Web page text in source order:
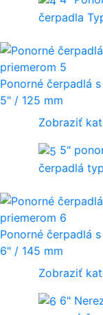
čerpadla
Ponorné čerpadlá
5" / 125 mm
Zobraziť
5"
čerpadlá
Ponorné čerpadlá
6" / 145 mm
Zobraziť
6"